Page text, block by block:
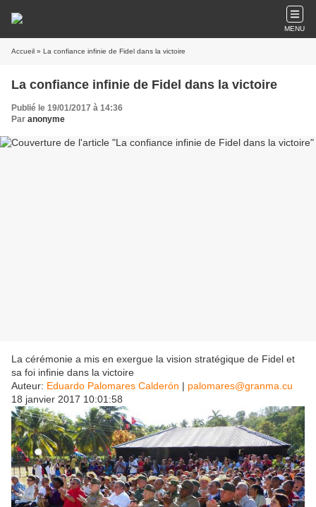
MENU
Accueil » La confiance infinie de Fidel dans la victoire
La confiance infinie de Fidel dans la victoire
Publié le 19/01/2017 à 14:36
Par anonyme
La cérémonie a mis en exergue la vision stratégique de Fidel et
sa foi infinie dans la victoire
Auteur: Eduardo Palomares Calderón | palomares@granma.cu
18 janvier 2017 10:01:58